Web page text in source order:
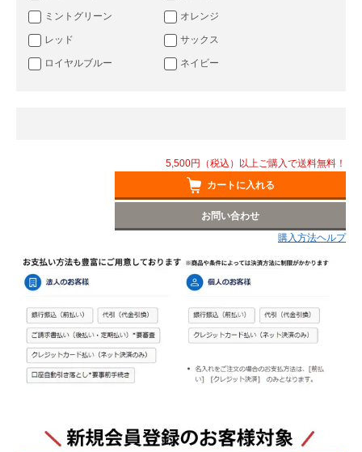
ミントグリーン オレンジ
レッド サックス
ロイヤルブルー ネイビー
5,500円（税込）以上ご購入で送料無料！
カートに入れる
お問い合わせ
購入方法ヘルプ